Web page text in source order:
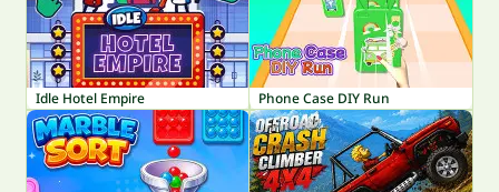
Idle Hotel Empire Phone Case DIY Run